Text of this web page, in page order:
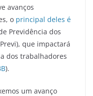
avanços
o principal deles é
Previdência dos
que impactará
dos trabalhadores
).
um avanço